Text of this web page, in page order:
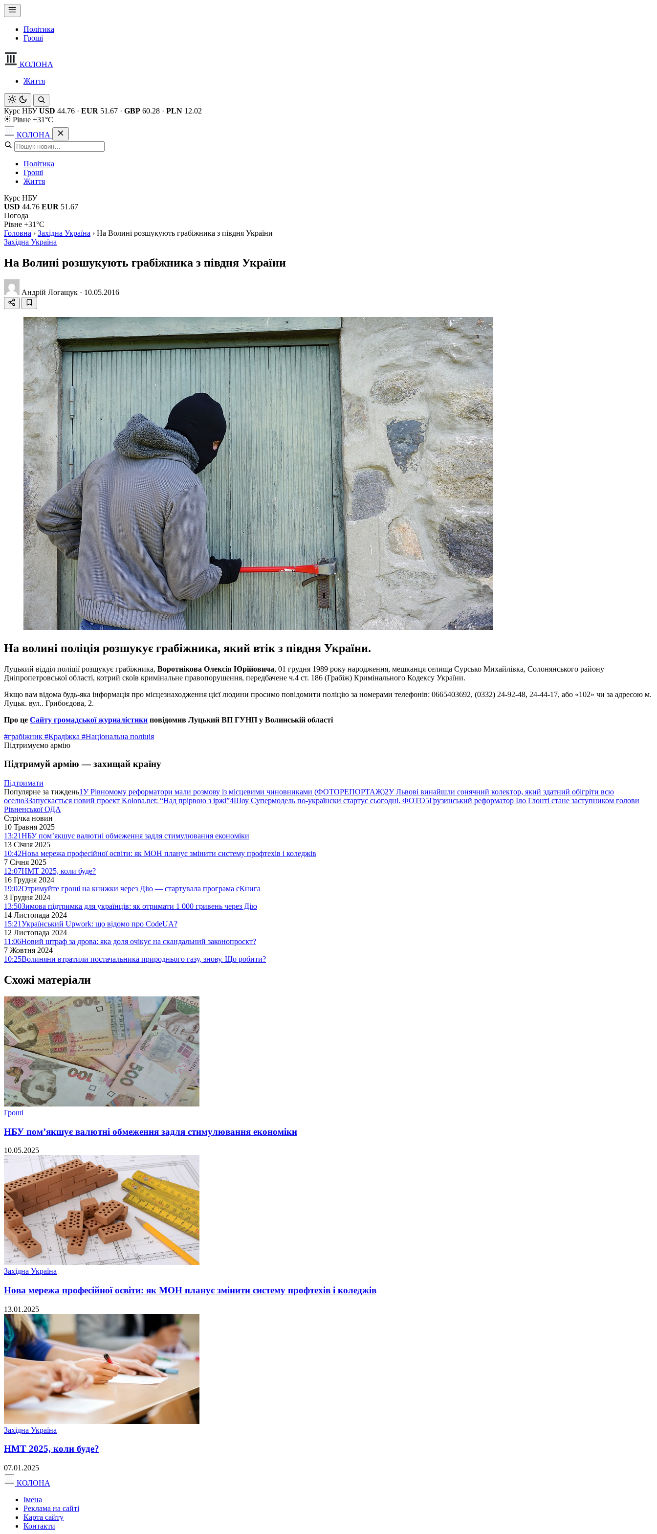
Політика
Гроші
КОЛОНА
Життя
Курс НБУ USD 44.76 · EUR 51.67 · GBP 60.28 · PLN 12.02
Рівне +31°C
КОЛОНА
Політика
Гроші
Життя
Курс НБУ
USD 44.76 EUR 51.67
Погода
Рівне +31°C
Головна › Західна Україна › На Волині розшукують грабіжника з півдня України
Західна Україна
На Волині розшукують грабіжника з півдня України
Андрій Логащук · 10.05.2016
На волині поліція розшукує грабіжника, який втік з півдня України.
Луцький відділ поліції розшукує грабіжника, Воротнікова Олексія Юрійовича, 01 грудня 1989 року народження, мешканця селища Сурсько Михайлівка, Солонянського району
Дніпропетровської області, котрий скоїв кримінальне правопорушення, передбачене ч.4 ст. 186 (Грабіж) Кримінального Кодексу України.
Якщо вам відома будь-яка інформація про місцезнаходження цієї людини просимо повідомити поліцію за номерами телефонів: 0665403692, (0332) 24-92-48, 24-44-17, або «102» чи за адресою м.
Луцьк. вул.. Грибоєдова, 2.
Про це Сайту громадської журналістики повідомив Луцький ВП ГУНП у Волинській області
#грабіжник #Крадіжка #Національна поліція
Підтримуємо армію
Підтримуй армію — захищай країну
Підтримати
Популярне за тиждень1У Рівномому реформатори мали розмову із місцевими чиновниками (ФОТОРЕПОРТАЖ)2У Львові винайшли сонячний колектор, який здатний обігріти всю
оселю3Запускається новий проект Kolona.net: “Над прірвою з іржі”4Шоу Супермодель по-українски стартує сьогодні. ФОТО5Грузинський реформатор Іло Глонті стане заступником голови
Рівненської ОДА
Стрічка новин
10 Травня 2025
13:21НБУ пом’якшує валютні обмеження задля стимулювання економіки
13 Січня 2025
10:42Нова мережа професійної освіти: як МОН планує змінити систему профтехів і коледжів
7 Січня 2025
12:07НМТ 2025, коли буде?
16 Грудня 2024
19:02Отримуйте гроші на книжки через Дію — стартувала програма єКнига
3 Грудня 2024
13:50Зимова підтримка для українців: як отримати 1 000 гривень через Дію
14 Листопада 2024
15:21Український Upwork: що відомо про CodeUA?
12 Листопада 2024
11:06Новий штраф за дрова: яка доля очікує на скандальний законопроєкт?
7 Жовтня 2024
10:25Волиняни втратили постачальника природнього газу, знову. Що робити?
Схожі матеріали
Гроші
НБУ пом’якшує валютні обмеження задля стимулювання економіки
10.05.2025
Західна Україна
Нова мережа професійної освіти: як МОН планує змінити систему профтехів і коледжів
13.01.2025
Західна Україна
НМТ 2025, коли буде?
07.01.2025
КОЛОНА
Імена
Реклама на сайті
Карта сайту
Контакти